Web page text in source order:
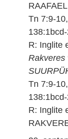
Tn 7:9-
R: Inglite
Rakveres
Tn 7:9-
R: Inglite